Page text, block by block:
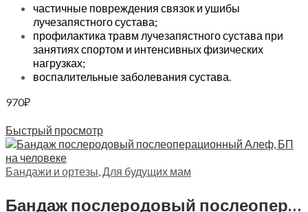
частичные повреждения связок и ушибы
лучезапястного сустава;
профилактика травм лучезапястного сустава при
занятиях спортом и интенсивных физических
нагрузках;
воспалительные заболевания сустава.
970₽
Быстрый просмотр
Бандажи и ортезы,Для будущих мам
Бандаж послеродовый послеоперационный Алеф, БП